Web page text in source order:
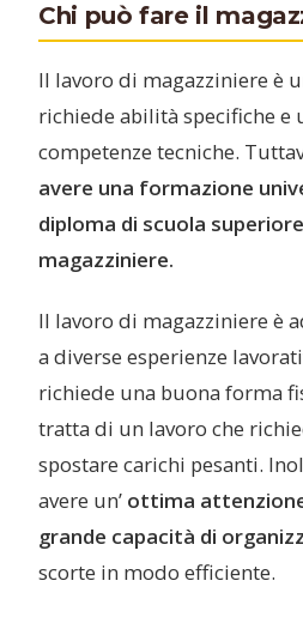
Chi può fare il
Il lavoro di magazziniere è
richiede abilità specifiche e
competenze tecniche.
avere una formazione
diploma di scuola
magazziniere.
Il lavoro di magazziniere è
a diverse esperienze
richiede una buona forma
tratta di un lavoro che
spostare carichi pesanti.
avere un’ ottima
grande capacità di
scorte in modo efficiente.